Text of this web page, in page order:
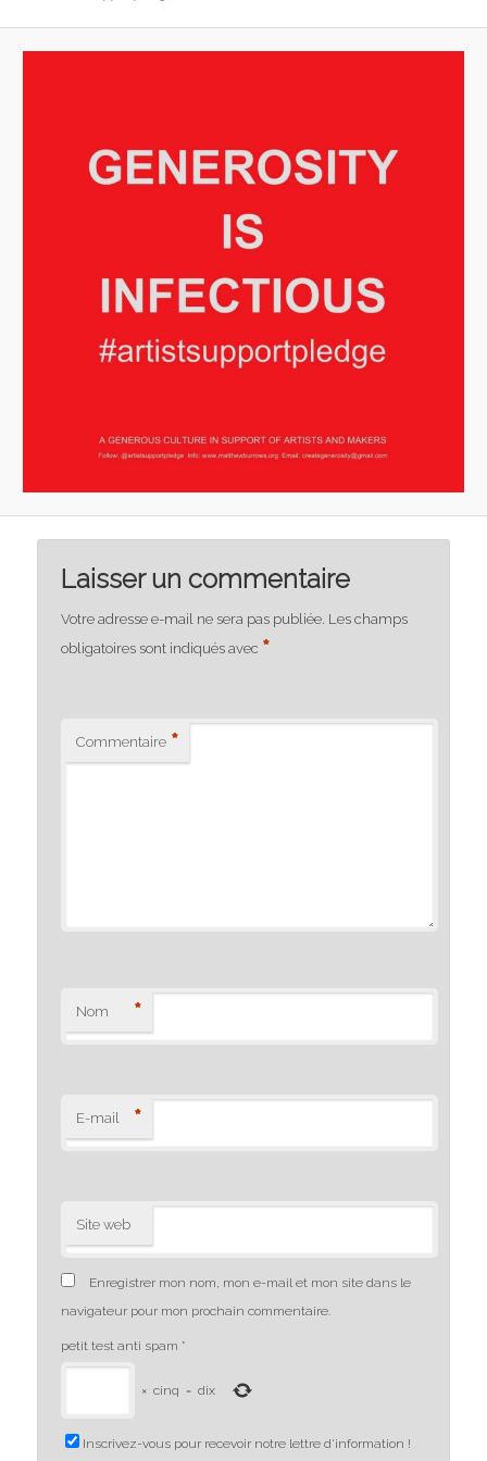
Laisser un commentaire
Votre adresse e-mail ne sera pas publiée. Les champs
obligatoires sont indiqués avec *
Commentaire *
Nom *
E-mail *
Site web
Enregistrer mon nom, mon e-mail et mon site dans le
navigateur pour mon prochain commentaire.
petit test anti spam *
× cinq = dix
Inscrivez-vous pour recevoir notre lettre d'information !